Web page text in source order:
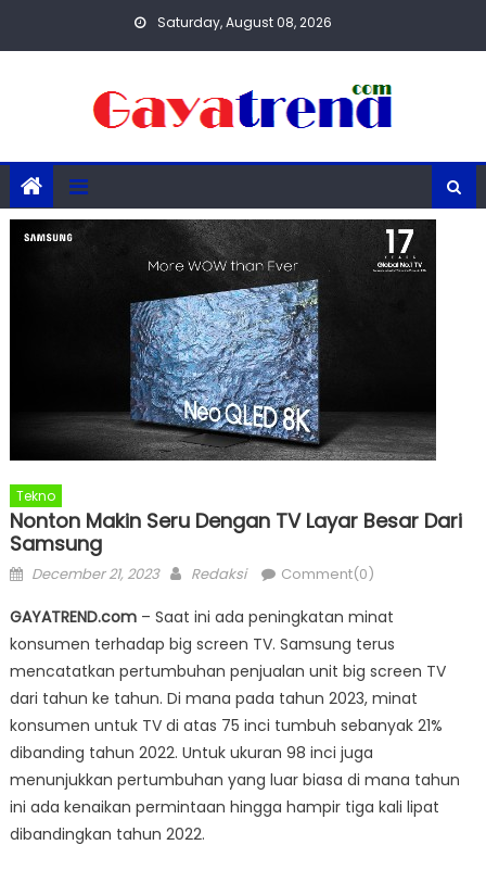
Saturday, August 08, 2026
Tekno
Nonton Makin Seru Dengan TV Layar Besar Dari
Samsung
Posted
December 21, 2023 Author
Redaksi Comment(0)
GAYATREND.com– Saat ini ada peningkatan minat
konsumen terhadap big screen TV. Samsung terus
mencatatkan pertumbuhan penjualan unit big screen TV
dari tahun ke tahun. Di mana pada tahun 2023, minat
konsumen untuk TV di atas 75 inci tumbuh sebanyak 21%
dibanding tahun 2022. Untuk ukuran 98 inci juga
menunjukkan pertumbuhan yang luar biasa di mana tahun
ini ada kenaikan permintaan hingga hampir tiga kali lipat
dibandingkan tahun 2022.